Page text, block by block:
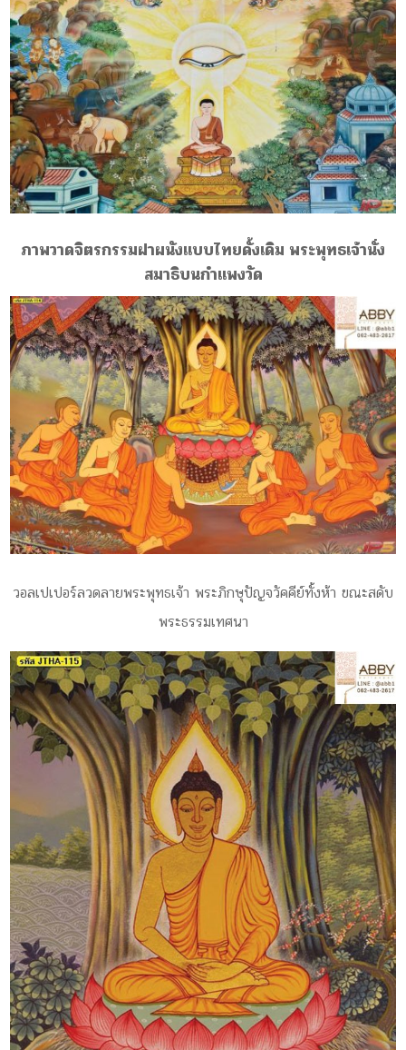
ภาพวาดจิตรกรรมฝาผนังแบบไทยดั้งเดิม พระพุทธเจ้านั่ง
สมาธิบนกำแพงวัด
วอลเปเปอร์ลวดลายพระพุทธเจ้า พระภิกษุปัญจวัคคีย์ทั้งห้า ขณะสดับ
พระธรรมเทศนา